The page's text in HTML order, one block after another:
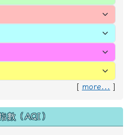
[ more... ]
數（AQI）